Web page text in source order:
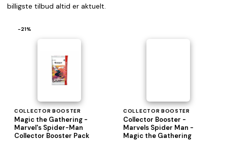
billigste tilbud altid er aktuelt.
−21%
COLLECTOR BOOSTER
Magic the Gathering -
Marvel's Spider-Man
Collector Booster Pack
COLLECTOR BOOSTER
Collector Booster -
Marvels Spider Man -
Magic the Gathering